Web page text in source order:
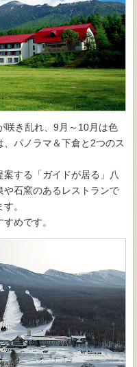
咲き乱れ、9月～10月は色
パノラマ＆下倉と2つのス
する「ガイドが居る」八
石窯のあるレストランで
。
めです。